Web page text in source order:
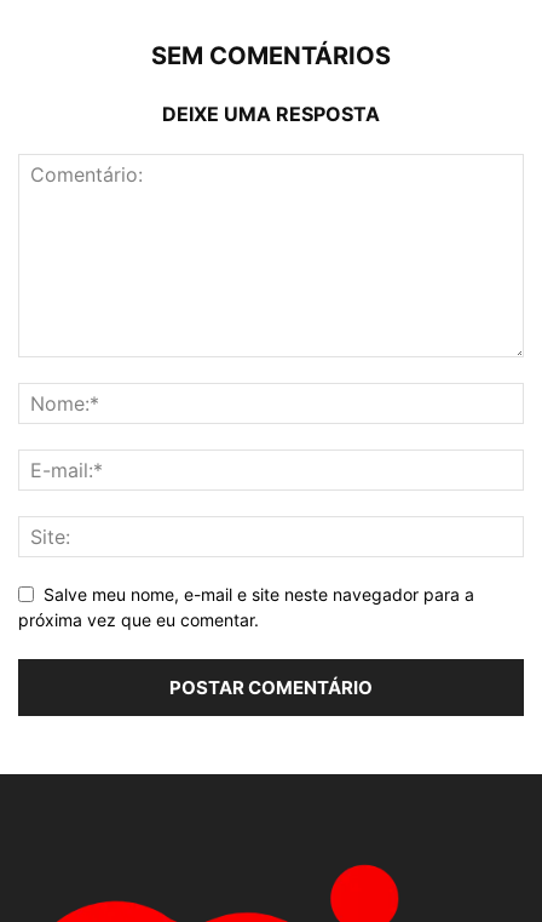
SEM COMENTÁRIOS
DEIXE UMA RESPOSTA
Salve meu nome, e-mail e site neste navegador para a
próxima vez que eu comentar.